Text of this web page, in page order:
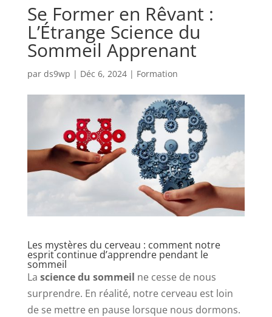
Se Former en Rêvant :
L’Étrange Science du
Sommeil Apprenant
par ds9wp | Déc 6, 2024| Formation
Les mystères du cerveau : comment notre
esprit continue d’apprendre pendant le
sommeil
La science du sommeil ne cesse de nous
surprendre. En réalité, notre cerveau est loin
de se mettre en pause lorsque nous dormons.